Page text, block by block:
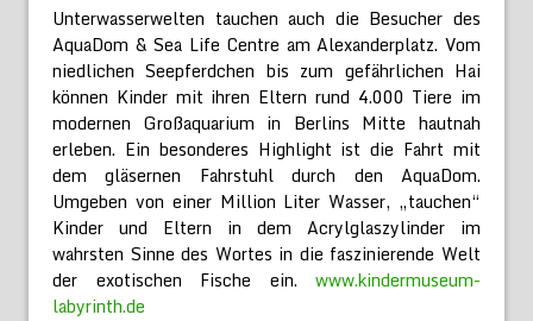
Unterwasserwelten tauchen auch die Besucher des
AquaDom & Sea Life Centre am Alexanderplatz. Vom
niedlichen Seepferdchen bis zum gefährlichen Hai
können Kinder mit ihren Eltern rund 4.000 Tiere im
modernen Großaquarium in Berlins Mitte hautnah
erleben. Ein besonderes Highlight ist die Fahrt mit
dem gläsernen Fahrstuhl durch den AquaDom.
Umgeben von einer Million Liter Wasser, „tauchen“
Kinder und Eltern in dem Acrylglaszylinder im
wahrsten Sinne des Wortes in die faszinierende Welt
der exotischen Fische ein. www.kindermuseum-
labyrinth.de